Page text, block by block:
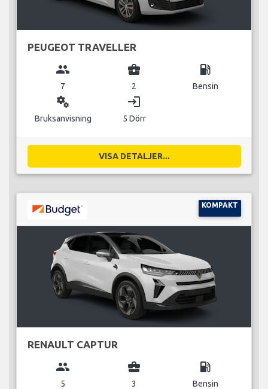
PEUGEOT TRAVELLER
group
7
business_center
2
local_gas_station
Bensin
miscellaneous_services
Bruksanvisning
login
5 Dörr
VISA DETALJER...
KOMPAKT
RENAULT CAPTUR
group
5
business_center
3
local_gas_station
Bensin